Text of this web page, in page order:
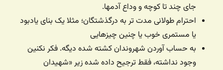
جای چند تا کوچه و وداع آدمها.
احترام طولانی مدت تر به درگذشتگان؛ مثلا یک بنای یادبود
یا مستمری خوب یا چنین چیزهایی
به حساب آوردن شهروندان کشته شده دیگه. فکر نکنین
وجود نداشته،‌ فقط ترجیح داده شده زیر «شهیدان